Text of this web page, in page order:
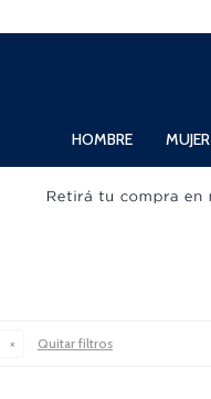
HOMBRE MUJER
Quitar filtros